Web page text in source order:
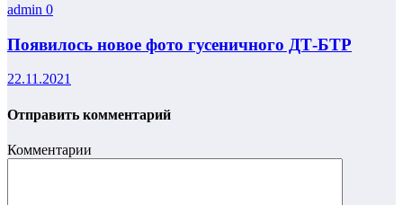
admin 0
Появилось новое фото гусеничного ДТ-БТР
22.11.2021
Отправить комментарий
Комментарии